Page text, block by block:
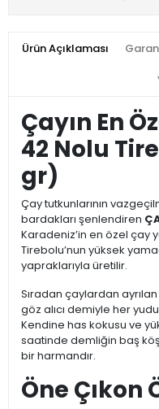
Ürün Açıklaması
Çayın En
42 Nolu
gr)
Çay tutkunlarının
bardakları şenlendiren
Karadeniz’in en özel çay
Tirebolu’nun yüksek
yapraklarıyla üretilir.
Sıradan çaylardan
göz alıcı demiyle her
Kendine has kokusu ve
saatinde demliğin baş
bir harmandır.
Öne Çıkon